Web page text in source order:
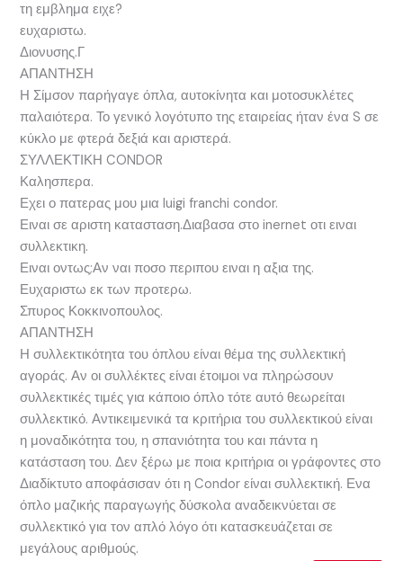
τη εμβλημα ειχε?
ευχαριστω.
Διονυσης.Γ
ΑΠΑΝΤΗΣΗ
Η Σίμσον παρήγαγε όπλα, αυτοκίνητα και μοτοσυκλέτες
παλαιότερα. Το γενικό λογότυπο της εταιρείας ήταν ένα S σε
κύκλο με φτερά δεξιά και αριστερά.
ΣΥΛΛΕΚΤΙΚΗ CONDOR
Καλησπερα.
Εχει ο πατερας μου μια luigi franchi condor.
Ειναι σε αριστη κατασταση.Διαβασα στο inernet οτι ειναι
συλλεκτικη.
Ειναι οντως;Αν ναι ποσο περιπου ειναι η αξια της.
Ευχαριστω εκ των προτερω.
Σπυρος Κοκκινοπουλος.
ΑΠΑΝΤΗΣΗ
Η συλλεκτικότητα του όπλου είναι θέμα της συλλεκτική
αγοράς. Αν οι συλλέκτες είναι έτοιμοι να πληρώσουν
συλλεκτικές τιμές για κάποιο όπλο τότε αυτό θεωρείται
συλλεκτικό. Αντικειμενικά τα κριτήρια του συλλεκτικού είναι
η μοναδικότητα του, η σπανιότητα του και πάντα η
κατάσταση του. Δεν ξέρω με ποια κριτήρια οι γράφοντες στο
Διαδίκτυτο αποφάσισαν ότι η Condor είναι συλλεκτική. Ενα
όπλο μαζικής παραγωγής δύσκολα αναδεικνύεται σε
συλλεκτικό για τον απλό λόγο ότι κατασκευάζεται σε
μεγάλους αριθμούς.